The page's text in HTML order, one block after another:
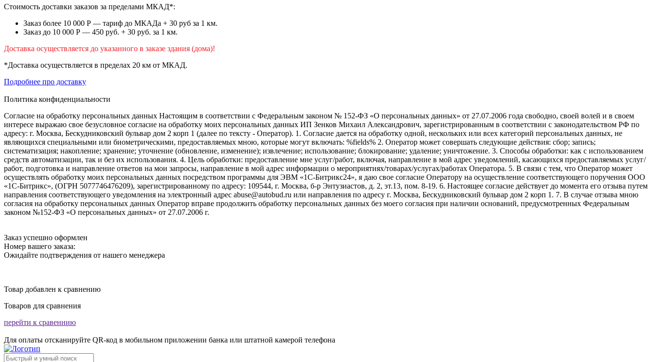
Стоимость доставки заказов за пределами МКАД*:
Заказ более 10 000 Р — тариф до МКАДа + 30 руб за 1 км.
Заказ до 10 000 Р — 450 руб. + 30 руб. за 1 км.
Доставка осуществляется до указанного в заказе здания (дома)!
*Доставка осуществляется в пределах 20 км от МКАД.
Подробнее про доставку
Политика конфиденциальности
Согласие на обработку персональных данных Настоящим в соответствии с Федеральным законом № 152-ФЗ «О персональных данных» от 27.07.2006 года свободно, своей волей и в своем
интересе выражаю свое безусловное согласие на обработку моих персональных данных ИП Зенков Михаил Александрович, зарегистрированным в соответствии с законодательством РФ по
адресу: г. Москва, Бескудниковский бульвар дом 2 корп 1 (далее по тексту - Оператор). 1. Согласие дается на обработку одной, нескольких или всех категорий персональных данных, не
являющихся специальными или биометрическими, предоставляемых мною, которые могут включать: %fields% 2. Оператор может совершать следующие действия: сбор; запись;
систематизация; накопление; хранение; уточнение (обновление, изменение); извлечение; использование; блокирование; удаление; уничтожение. 3. Способы обработки: как с использованием
средств автоматизации, так и без их использования. 4. Цель обработки: предоставление мне услуг/работ, включая, направление в мой адрес уведомлений, касающихся предоставляемых услуг/
работ, подготовка и направление ответов на мои запросы, направление в мой адрес информации о мероприятиях/товарах/услугах/работах Оператора. 5. В связи с тем, что Оператор может
осуществлять обработку моих персональных данных посредством программы для ЭВМ «1С-Битрикс24», я даю свое согласие Оператору на осуществление соответствующего поручения ООО
«1С-Битрикс», (ОГРН 5077746476209), зарегистрированному по адресу: 109544, г. Москва, б-р Энтузиастов, д. 2, эт.13, пом. 8-19. 6. Настоящее согласие действует до момента его отзыва путем
направления соответствующего уведомления на электронный адрес abuse@autobud.ru или направления по адресу г. Москва, Бескудниковский бульвар дом 2 корп 1. 7. В случае отзыва мною
согласия на обработку персональных данных Оператор вправе продолжить обработку персональных данных без моего согласия при наличии оснований, предусмотренных Федеральным
законом №152-ФЗ «О персональных данных» от 27.07.2006 г.
Заказ успешно оформлен
Номер вашего заказа:
Ожидайте подтверждения от нашего менеджера
Товар добавлен к сравнению
Товаров для сравнения
перейти к сравеннию
Для оплаты отсканируйте QR-код в мобильном приложении банка или штатной камерой телефона